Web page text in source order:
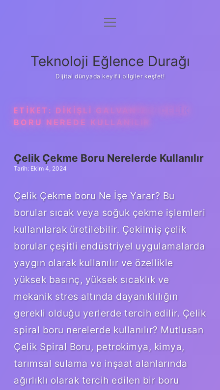
Anasayfa
Yasal Uyarı
menüyü
Teknoloji Eğlence Durağı
Dijital dünyada keyifli bilgiler keşfet!
ETIKET: DIKIŞLI GALVANIZLI ÇELIK
BORU NEREDE KULLANILIR
Çelik Çekme Boru Nerelerde Kullanılır
Tarih: Ekim 4, 2024
Çelik Çekme boru Ne İşe Yarar? Bu
borular sıcak veya soğuk çekme işlemleri
kullanılarak üretilebilir. Çekilmiş çelik
borular çeşitli endüstriyel uygulamalarda
yaygın olarak kullanılır ve özellikle
yüksek basınç, yüksek sıcaklık ve
mekanik stres altında dayanıklılığın
gerekli olduğu yerlerde tercih edilir. Çelik
spiral boru nerelerde kullanılır? Mutlusan
Çelik Spiral Boru, petrokimya, kimya,
tarımsal sulama ve inşaat alanlarında
ağırlıklı olarak tercih edilen bir boru